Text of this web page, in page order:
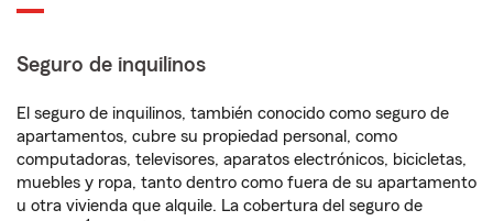
Seguro de inquilinos
El seguro de inquilinos, también conocido como seguro de
apartamentos, cubre su propiedad personal, como
computadoras, televisores, aparatos electrónicos, bicicletas,
muebles y ropa, tanto dentro como fuera de su apartamento
u otra vivienda que alquile. La cobertura del seguro de